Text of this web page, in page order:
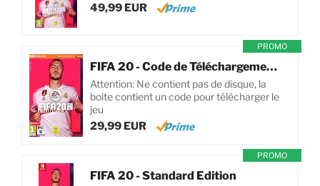
49,99 EUR
PROMO
FIFA 20 - Code de Téléchargement pour PC
Attention: Ne contient pas de disque, la
boite contient un code pour télécharger le
jeu
29,99 EUR
PROMO
FIFA 20 - Standard Edition